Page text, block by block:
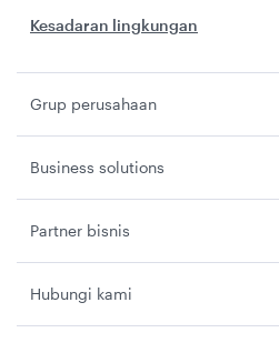
Kesadaran lingkungan
Grup perusahaan
Business solutions
Partner bisnis
Hubungi kami